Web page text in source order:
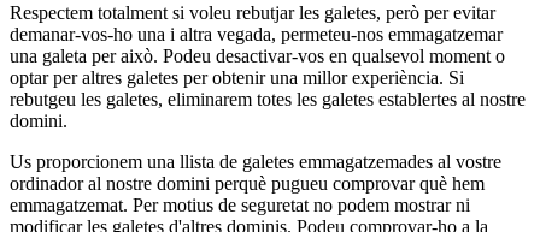
Respectem totalment si voleu rebutjar les galetes, però per evitar
demanar-vos-ho una i altra vegada, permeteu-nos emmagatzemar
una galeta per això. Podeu desactivar-vos en qualsevol moment o
optar per altres galetes per obtenir una millor experiència. Si
rebutgeu les galetes, eliminarem totes les galetes establertes al nostre
domini.
Us proporcionem una llista de galetes emmagatzemades al vostre
ordinador al nostre domini perquè pugueu comprovar què hem
emmagatzemat. Per motius de seguretat no podem mostrar ni
modificar les galetes d'altres dominis. Podeu comprovar-ho a la